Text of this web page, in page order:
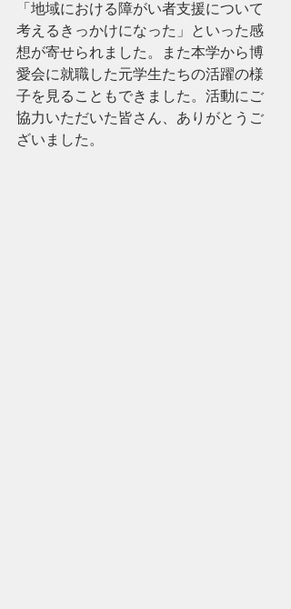
「地域における障がい者支援について
考えるきっかけになった」といった感
想が寄せられました。また本学から博
愛会に就職した元学生たちの活躍の様
子を見ることもできました。活動にご
協力いただいた皆さん、ありがとうご
ざいました。